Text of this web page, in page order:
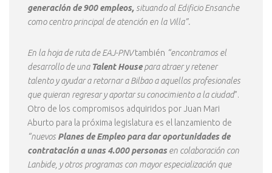
generación de 900 empleos, situando al Edificio Ensanche
como centro principal de atención en la Villa”.
En la hoja de ruta de EAJ-PNVtambién “encontramos el
desarrollo de una Talent Housepara atraer y retener
talento y ayudar a retornar a Bilbao a aquellos profesionales
que quieran regresar y aportar su conocimiento a la ciudad”.
Otro de los compromisos adquiridos por Juan Mari
Aburto para la próxima legislatura es el lanzamiento de
“nuevos Planes de Empleo para dar oportunidades de
contratación a unas 4.000 personasen colaboración con
Lanbide, y otros programas con mayor especialización que